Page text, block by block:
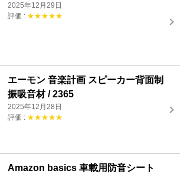
2025年12月29日
評価 : ★★★★★
エーモン 音楽計画 スピーカー背面制
振吸音材 / 2365
2025年12月28日
評価 : ★★★★★
Amazon basics 車載用防音シート